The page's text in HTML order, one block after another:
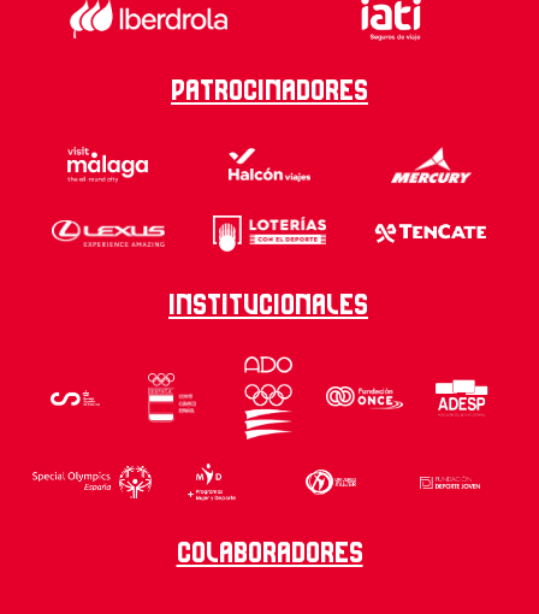
Patrocinadores
Institucionales
Colaboradores